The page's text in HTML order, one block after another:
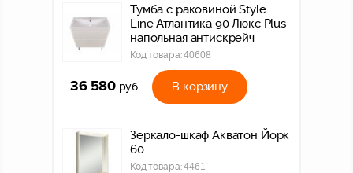
Тумба с раковиной Style
Line Атлантика 90 Люкс Plus
напольная антискрейч
Код товара:40608
36 580 руб В корзину
Зеркало-шкаф Акватон Йорк
60
Код товара:4461